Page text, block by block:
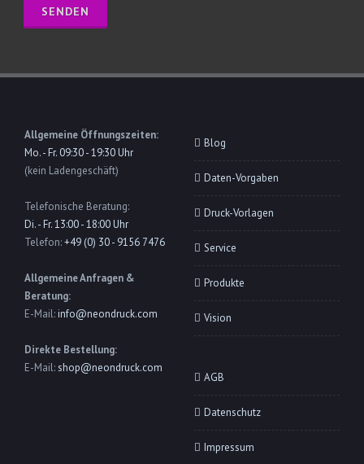
Allgemeine Öffnungszeiten:
Mo. - Fr. 09:30 - 19:30 Uhr
(kein Ladengeschäft)
Telefonische Beratung:
Di. - Fr. 13:00 - 18:00 Uhr
Telefon:+49 (0) 30 - 9156 7476
Allgemeine Anfragen &
Beratung:
E-Mail:info@neondruck.com
Direkte Bestellung:
E-Mail:shop@neondruck.com
Blog
Daten-Vorgaben
Druck-Vorlagen
Service
Produkte
Vision
AGB
Datenschutz
Impressum